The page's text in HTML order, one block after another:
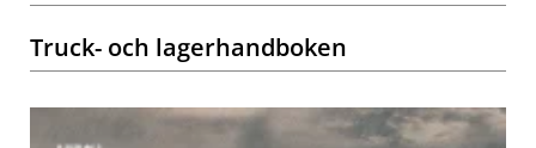
Truck- och lagerhandboken